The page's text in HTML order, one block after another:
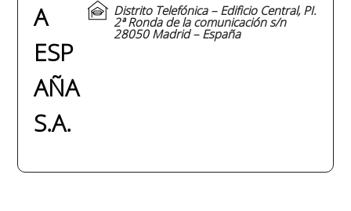
A
ESP
AÑA
S.A.
Distrito Telefónica – Edificio Central, PI.
2ª Ronda de la comunicación s/n
28050 Madrid – España